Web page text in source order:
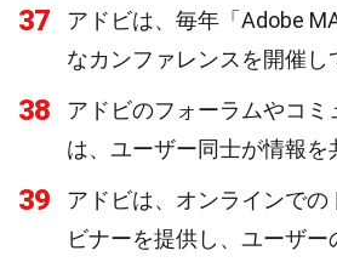
37
アドビは、毎年「Adobe
なカンファレンスを開催し
38
アドビのフォーラムやコ
は、ユーザー同士が情報を
39
アドビは、オンラインでの
ビナーを提供し、ユーザ